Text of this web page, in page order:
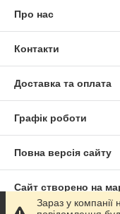
Про нас
Контакти
Доставка та оплата
Графік роботи
Повна версія сайту
Сайт створено на
Зараз у